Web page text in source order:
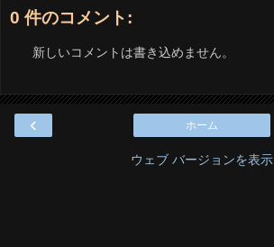
0 件のコメント:
新しいコメントは書き込めません。
‹ ホーム
ウェブ バージョンを表示